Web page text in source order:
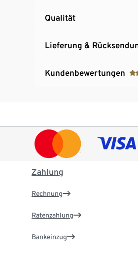
Qualität
Lieferung &
Kundenbewertungen
Zahlung
Rechnung
Ratenzahlung
Bankeinzug